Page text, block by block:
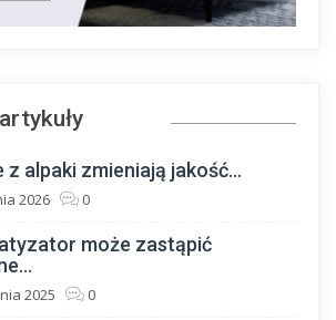
z alpaki zmieniają jakość...
2026 0
może zastąpić
2025 0